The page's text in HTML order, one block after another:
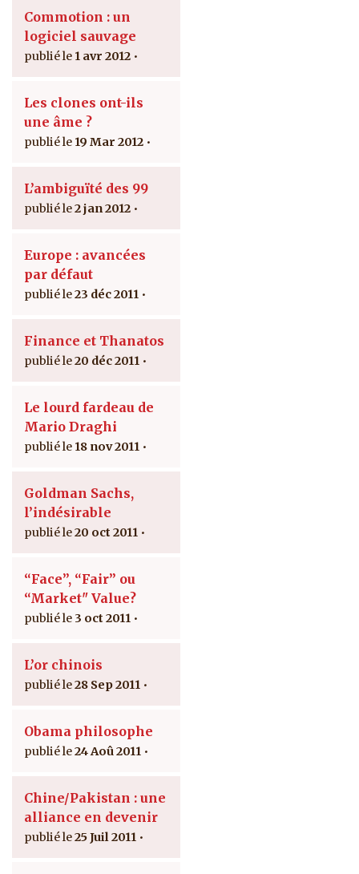
Commotion : un
logiciel sauvage
1 avr 2012
Les clones ont-ils
une âme ?
19 Mar 2012
L’ambiguïté des 99
2 jan 2012
Europe : avancées
par défaut
23 déc 2011
Finance et Thanatos
20 déc 2011
Le lourd fardeau de
Mario Draghi
18 nov 2011
Goldman Sachs,
l’indésirable
20 oct 2011
“Face”, “Fair” ou
“Market" Value?
3 oct 2011
L’or chinois
28 Sep 2011
Obama philosophe
24 Aoû 2011
Chine/Pakistan : une
alliance en devenir
25 Juil 2011